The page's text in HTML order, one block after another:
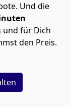
Und die
und für Dich
den Preis.